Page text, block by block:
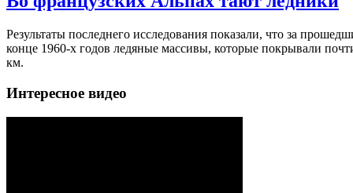
Результаты последнего исследования показали, что за
конце 1960-х годов ледяные массивы, которые покрывали
км.
Интересное видео